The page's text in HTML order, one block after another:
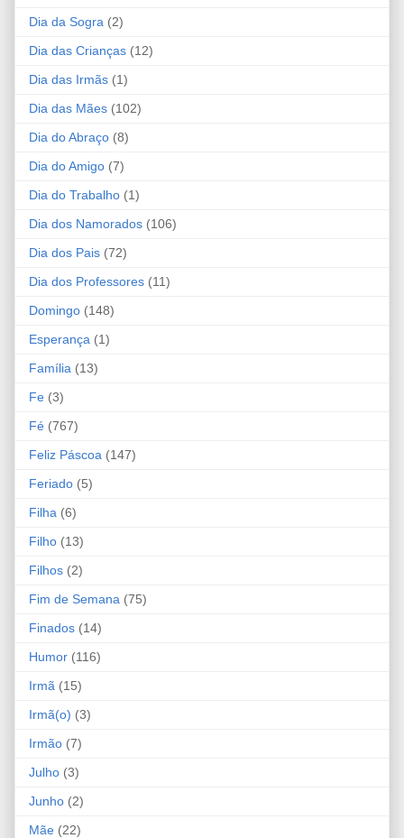
Dia da Sogra (2)
Dia das Crianças (12)
Dia das Irmãs (1)
Dia das Mães (102)
Dia do Abraço (8)
Dia do Amigo (7)
Dia do Trabalho (1)
Dia dos Namorados (106)
Dia dos Pais (72)
Dia dos Professores (11)
Domingo (148)
Esperança (1)
Família (13)
Fe (3)
Fé (767)
Feliz Páscoa (147)
Feriado (5)
Filha (6)
Filho (13)
Filhos (2)
Fim de Semana (75)
Finados (14)
Humor (116)
Irmã (15)
Irmã(o) (3)
Irmão (7)
Julho (3)
Junho (2)
Mãe (22)